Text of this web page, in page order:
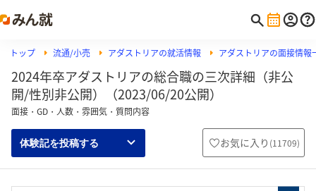
トップ 流通/小売 アダストリアの就活情報 アダストリアの面接情報
2024年卒アダストリアの総合職の三次詳細（非公
開/性別非公開）（2023/06/20公開）
面接・GD・人数・雰囲気・質問内容
体験記を投稿する お気に入り (11709)